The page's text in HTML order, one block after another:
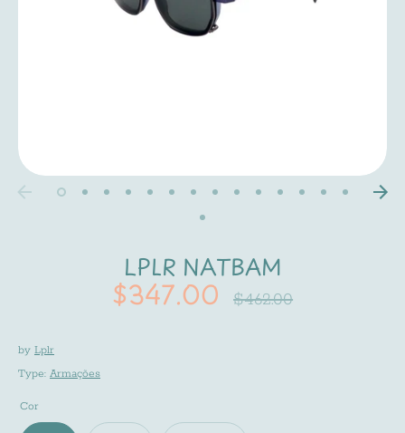
LPLR NATBAM
$347.00
Regular
$462.00
by Lplr
Type: Armações
Cor